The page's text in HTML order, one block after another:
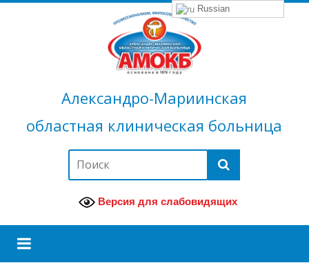
Александро-Мариинская
областная клиническая больница
Версия для слабовидящих
Russian